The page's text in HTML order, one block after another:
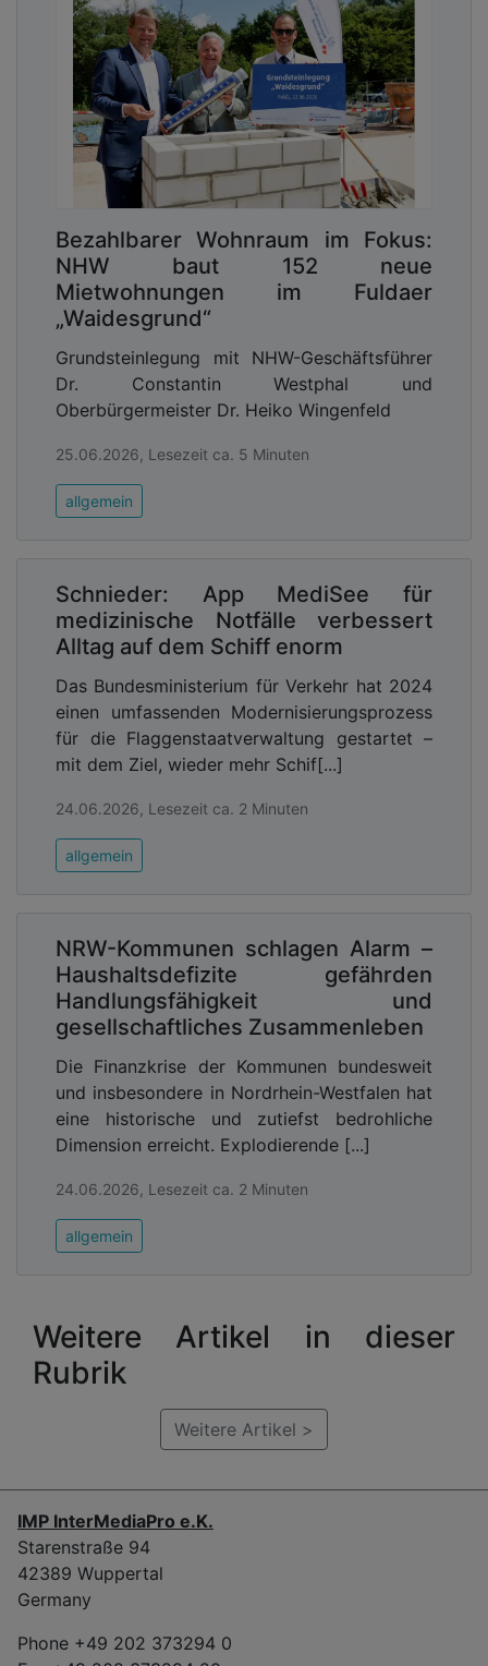
Bezahlbarer Wohnraum im Fokus:
NHW baut 152 neue
Mietwohnungen im Fuldaer
„Waidesgrund“
Grundsteinlegung mit NHW-Geschäftsführer
Dr. Constantin Westphal und
Oberbürgermeister Dr. Heiko Wingenfeld
25.06.2026, Lesezeit ca. 5 Minuten
allgemein
Schnieder: App MediSee für
medizinische Notfälle verbessert
Alltag auf dem Schiff enorm
Das Bundesministerium für Verkehr hat 2024
einen umfassenden Modernisierungsprozess
für die Flaggenstaatverwaltung gestartet –
mit dem Ziel, wieder mehr Schif[...]
24.06.2026, Lesezeit ca. 2 Minuten
allgemein
NRW-Kommunen schlagen Alarm –
Haushaltsdefizite gefährden
Handlungsfähigkeit und
gesellschaftliches Zusammenleben
Die Finanzkrise der Kommunen bundesweit
und insbesondere in Nordrhein-Westfalen hat
eine historische und zutiefst bedrohliche
Dimension erreicht. Explodierende [...]
24.06.2026, Lesezeit ca. 2 Minuten
allgemein
Weitere Artikel in dieser
Rubrik
Weitere Artikel >
IMP InterMediaPro e.K.
Starenstraße 94
42389 Wuppertal
Germany
Phone +49 202 373294 0